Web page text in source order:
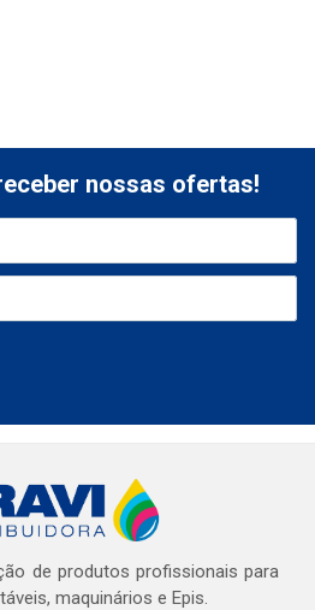
nossas ofertas!
de produtos profissionais para
maquinários e Epis.